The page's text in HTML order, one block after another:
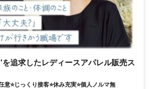
を追求したレディースアパレル販売ス
意⭐じっくり接客⭐休み充実⭐個人ノルマ無